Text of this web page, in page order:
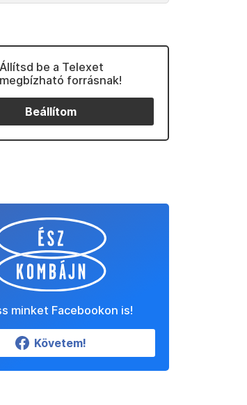
Állítsd be a Telexet
megbízható forrásnak!
Beállítom
minket Facebookon is!
Követem!